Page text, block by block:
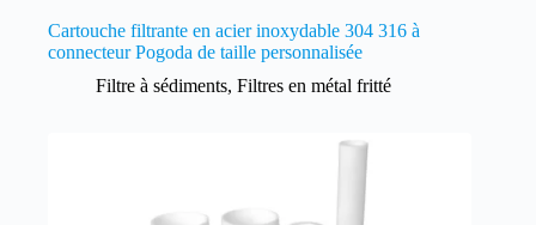
Cartouche filtrante en acier inoxydable 304 316 à
connecteur Pogoda de taille personnalisée
Filtre à sédiments, Filtres en métal fritté